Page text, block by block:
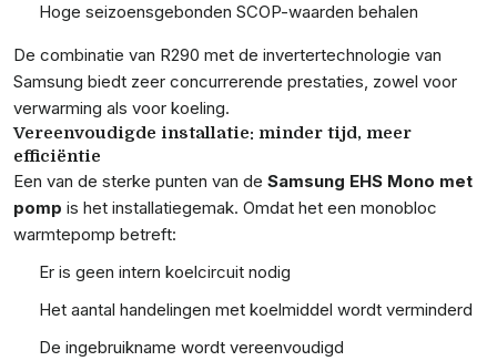
Hoge seizoensgebonden SCOP-waarden behalen
De combinatie van R290 met de invertertechnologie van
Samsung biedt zeer concurrerende prestaties, zowel voor
verwarming als voor koeling.
Vereenvoudigde installatie: minder tijd, meer
efficiëntie
Een van de sterke punten van de Samsung EHS Mono met
pomp is het installatiegemak. Omdat het een monobloc
warmtepomp betreft:
Er is geen intern koelcircuit nodig
Het aantal handelingen met koelmiddel wordt verminderd
De ingebruikname wordt vereenvoudigd